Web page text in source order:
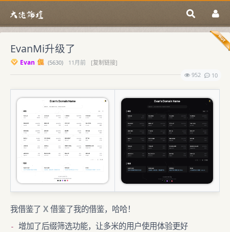
EvanMi升级了
Evan (5630) 11月前
[复制链接]
952
10
我借鉴了 X借鉴了我的借鉴，哈哈！
- 增加了后缀筛选功能，让多米的用户使用体验更好